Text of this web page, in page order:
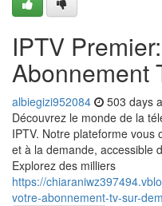
IPTV
Abonnement
albiegizi952084 503 days
Découvrez le monde de la
IPTV. Notre plateforme vous
et à la demande, accessible
Explorez des milliers
https://
votre-abonnement-tv-sur-